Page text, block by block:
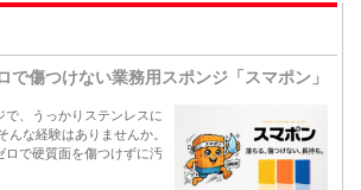
で傷つけない業務用スポンジ「スマポン」
で、うっかりステンレスに
な経験はありませんか。
ロで硬質面を傷つけずに汚